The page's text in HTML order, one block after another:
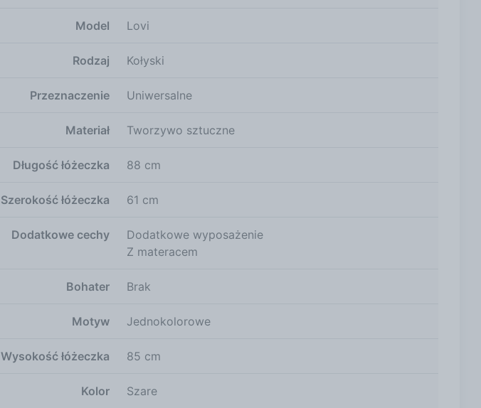
Jana III Sobieskiego 17
Gniezno
Model Lovi
Rodzaj Kołyski
Przeznaczenie Uniwersalne
Materiał Tworzywo sztuczne
Długość łóżeczka 88 cm
Szerokość łóżeczka 61 cm
Dodatkowe cechy
Dodatkowe wyposażenie
Z materacem
Bohater Brak
Motyw Jednokolorowe
Wysokość łóżeczka 85 cm
Kolor Szare